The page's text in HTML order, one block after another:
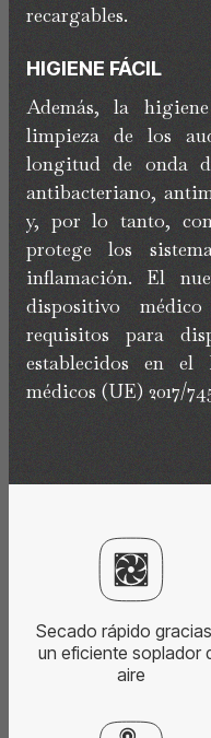
recargables.
HIGIENE FÁCIL
Además, la
limpieza de los
longitud de onda
antibacteriano,
y, por lo tanto,
protege los
inflamación. El
dispositivo
requisitos para
establecidos en el
médicos (UE) 2017/
Secado rápido
un eficiente soplador
aire